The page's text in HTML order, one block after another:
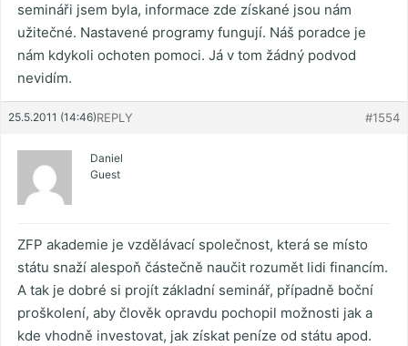
semináři jsem byla, informace zde získané jsou nám
užitečné. Nastavené programy fungují. Náš poradce je
nám kdykoli ochoten pomoci. Já v tom žádný podvod
nevidím.
25.5.2011 (14:46) #1554
REPLY
Daniel
Guest
ZFP akademie je vzdělávací společnost, která se místo
státu snaží alespoň částečně naučit rozumět lidi financím.
A tak je dobré si projít základní seminář, případně boční
proškolení, aby člověk opravdu pochopil možnosti jak a
kde vhodně investovat, jak získat peníze od státu apod.